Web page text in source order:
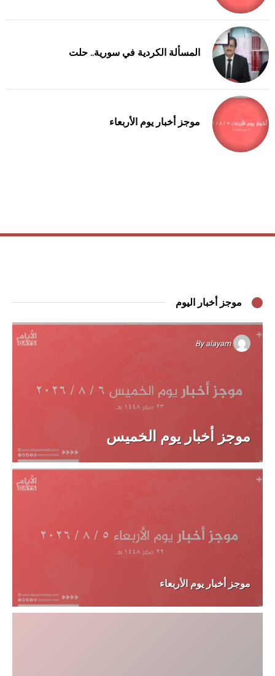
المسألة الكردية في سورية.. حلت
موجز أخبار يوم الأربعاء
موجز أخبار اليوم
Byalayam
موجز أخبار يوم الخميس
موجز أخبار يوم الأربعاء